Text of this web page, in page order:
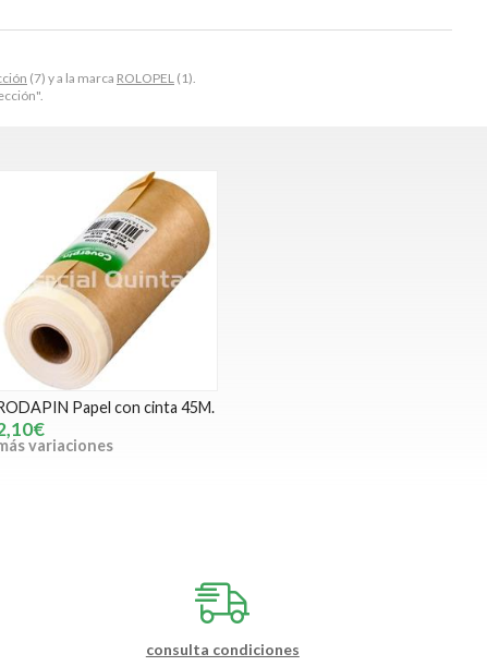
(7) y a la marca ROLOPEL (1).
Papel con cinta 45M.
variaciones
consulta condiciones